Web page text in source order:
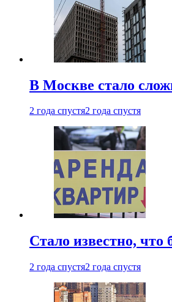
В Москве стало
2 года спустя2 года спустя
Стало известно,
2 года спустя2 года спустя